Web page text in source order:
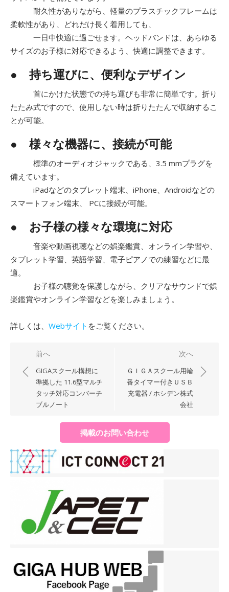
耐久性がありながら、軽量のプラスチックフレームは
柔軟性があり、どれだけ長く着用しても、
一日中快適に過ごせます。ヘッドバンドは、あらゆる
サイズのお子様に対応できるよう、快適に調整できます。
● 持ち運びに、便利なデザイン
首にかけた状態での持ち運びも非常に簡単です。折り
たたみ式ですので、使用しない時は折りたたんで収納するこ
とが可能。
● 様々な機器に、接続が可能
標準のオーディオジャックである、3.5 mmプラグを
備えています。
iPadなどのタブレット端末、iPhone、Androidなどの
スマートフォン端末、 PCに接続が可能。
● お子様の様々な環境に対応
音楽や動画視聴などの娯楽鑑賞、オンライン学習や、
タブレット学習、英語学習、電子ピアノでの練習などに最
適。
お子様の聴覚を保護しながら、クリアなサウンドで娯
楽鑑賞やオンライン学習などを楽しみましょう。
詳しくは、 Webサイト をご覧ください。
ョ
ン
前へ
GIGAスクール構想に
準拠した 11.6型マルチ
タッチ対応コンバーチ
ブルノート
次へ
ＧＩＧＡスクール用輪
番タイマー付きＵＳＢ
充電器 / ホシデン株式
会社
掲載のお問い合わせ